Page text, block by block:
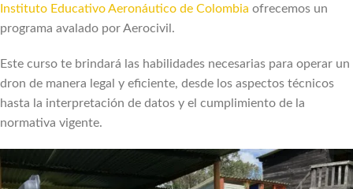
Instituto Educativo Aeronáutico de Colombia ofrecemos un
programa avalado por Aerocivil.
Este curso te brindará las habilidades necesarias para operar un
dron de manera legal y eficiente, desde los aspectos técnicos
hasta la interpretación de datos y el cumplimiento de la
normativa vigente.